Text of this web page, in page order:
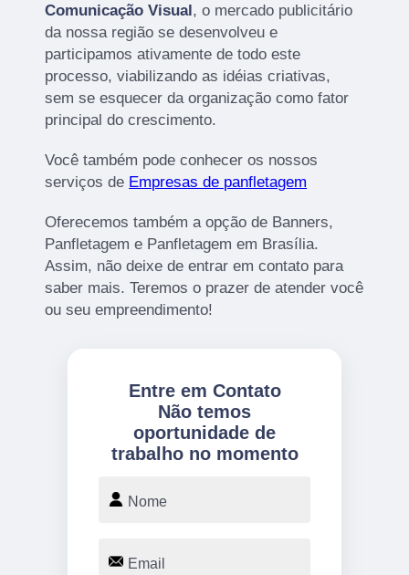
Comunicação Visual, o mercado publicitário
da nossa região se desenvolveu e
participamos ativamente de todo este
processo, viabilizando as idéias criativas,
sem se esquecer da organização como fator
principal do crescimento.
Você também pode conhecer os nossos
serviços de Empresas de panfletagem
Oferecemos também a opção de Banners,
Panfletagem e Panfletagem em Brasília.
Assim, não deixe de entrar em contato para
saber mais. Teremos o prazer de atender você
ou seu empreendimento!
Entre em Contato
Não temos
oportunidade de
trabalho no momento